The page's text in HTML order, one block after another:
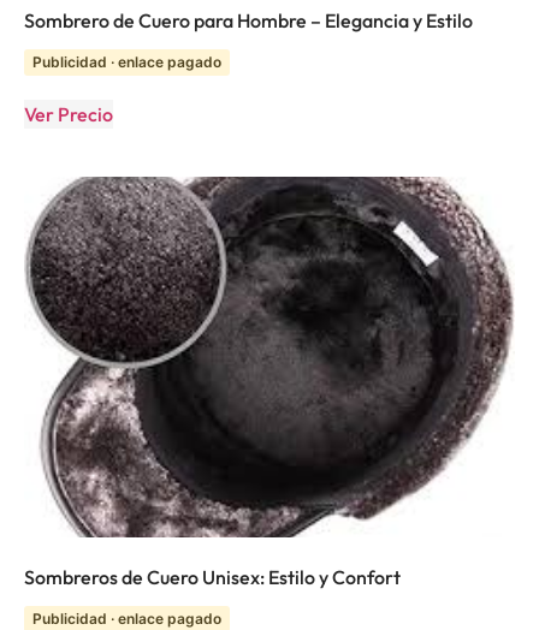
Sombrero de Cuero para Hombre – Elegancia y Estilo
Publicidad · enlace pagado
Ver Precio
Sombreros de Cuero Unisex: Estilo y Confort
Publicidad · enlace pagado